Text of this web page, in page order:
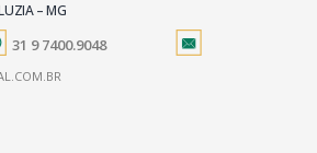
– MG
31 9 7400.9048